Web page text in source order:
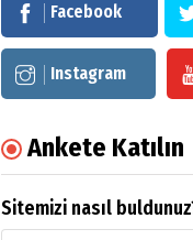
Facebook
Instagram
Ankete Katılın
Sitemizi nasıl